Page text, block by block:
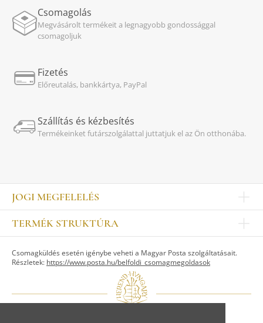
Csomagolás
Megvásárolt termékeit a legnagyobb gondossággal
csomagoljuk
Fizetés
Előreutalás, bankkártya, PayPal
Szállítás és kézbesítés
Termékeinket futárszolgálattal juttatjuk el az Ön otthonába.
JOGI MEGFELELÉS
Impresszum
Kapcsolat
Jogi nyilatkozat
Üzletszabályzat
TERMÉK STRUKTÚRA
ASZTALKULTÚRA
Csomagküldés esetén igénybe veheti a Magyar Posta szolgáltatásait.
Részletek: https://www.posta.hu/belfoldi_csomagmegoldasok